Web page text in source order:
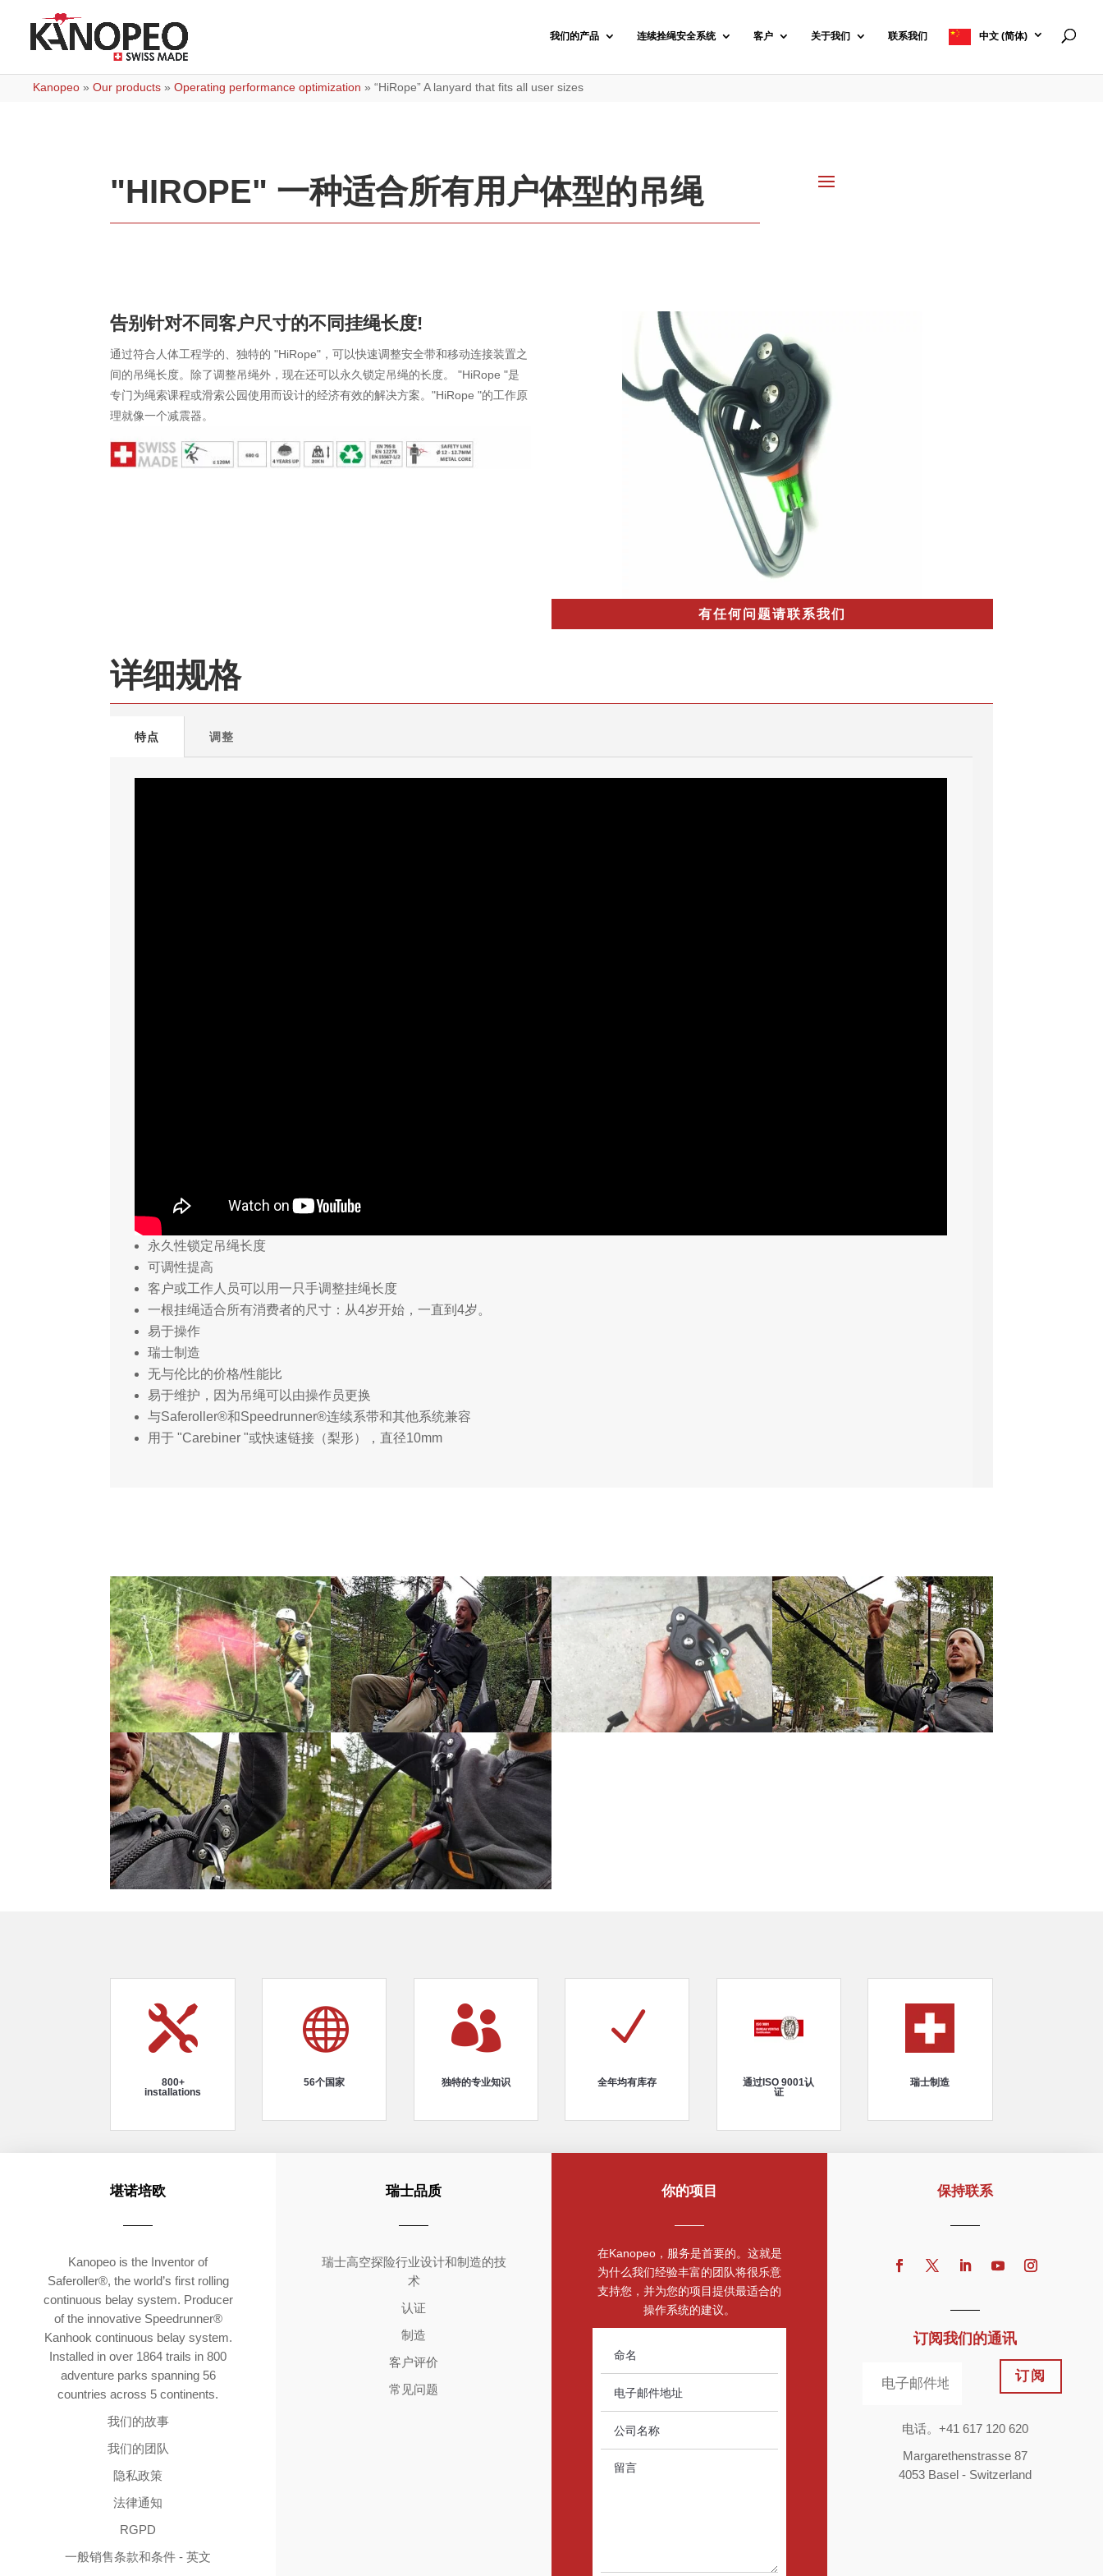
我们的产品 连续拴绳安全系统 客户 关于我们 联系我们 中文 (简体)
Kanopeo » Our products » Operating performance optimization » “HiRope” A lanyard that fits all user sizes
"HIROPE" 一种适合所有用户体型的吊绳
告别针对不同客户尺寸的不同挂绳长度!
通过符合人体工程学的、独特的 "HiRope"，可以快速调整安全带和移动连接装置之
间的吊绳长度。除了调整吊绳外，现在还可以永久锁定吊绳的长度。 "HiRope "是
专门为绳索课程或滑索公园使用而设计的经济有效的解决方案。"HiRope "的工作原
理就像一个减震器。
有任何问题请联系我们
详细规格
特点 调整
永久性锁定吊绳长度
可调性提高
客户或工作人员可以用一只手调整挂绳长度
一根挂绳适合所有消费者的尺寸：从4岁开始，一直到4岁。
易于操作
瑞士制造
无与伦比的价格/性能比
易于维护，因为吊绳可以由操作员更换
与Saferoller®和Speedrunner®连续系带和其他系统兼容
用于 "Carebiner "或快速链接（梨形），直径10mm

800+
installations

56个国家

独特的专业知识
N
全年均有库存
通过ISO 9001认
证
瑞士制造
堪诺培欧
Kanopeo is the Inventor of
Saferoller®, the world’s first rolling
continuous belay system. Producer
of the innovative Speedrunner®
Kanhook continuous belay system.
Installed in over 1864 trails in 800
adventure parks spanning 56
countries across 5 continents.
我们的故事
我们的团队
隐私政策
法律通知
RGPD
一般销售条款和条件 - 英文
瑞士品质
瑞士高空探险行业设计和制造的技
术
认证
制造
客户评价
常见问题
你的项目
在Kanopeo，服务是首要的。这就是
为什么我们经验丰富的团队将很乐意
支持您，并为您的项目提供最适合的
操作系统的建议。
保持联系
订阅我们的通讯
订阅
电话。+41 617 120 620
Margarethenstrasse 87
4053 Basel - Switzerland